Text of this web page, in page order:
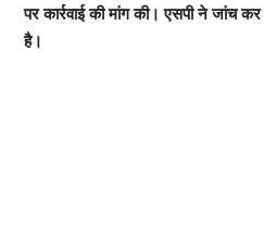
पर कार्रवाई की मांग की। एसपी ने जांच
है।